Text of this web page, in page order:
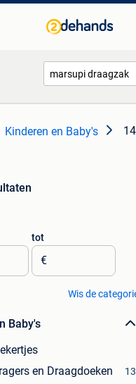
Kinderen en Baby's
tot
€
Wis de
Baby's
en Draagdoeken
13